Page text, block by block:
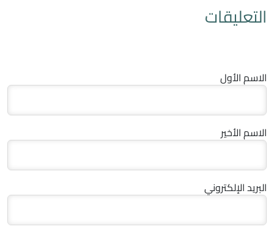
التعليقات
الاسم الأول
الاسم الأخير
البريد الإلكتروني